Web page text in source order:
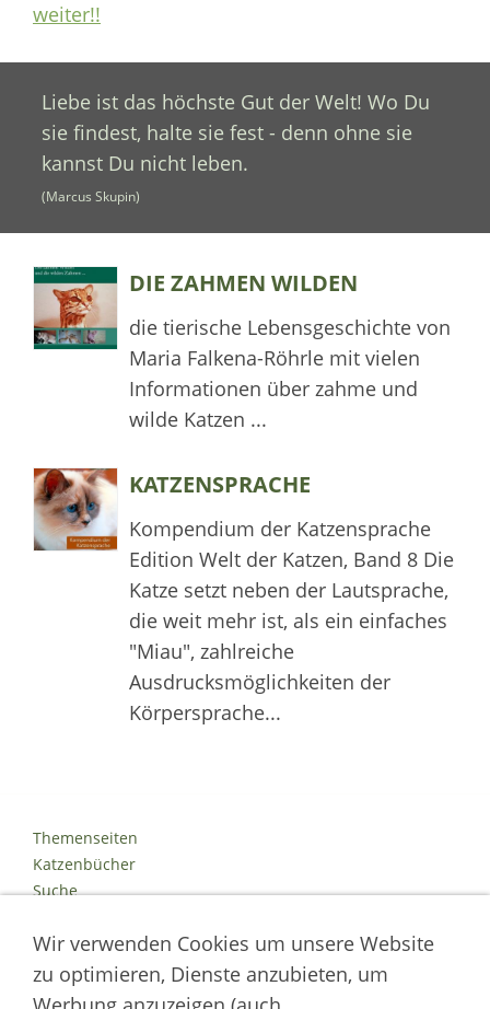
weiter!!
Liebe ist das höchste Gut der Welt! Wo Du
sie findest, halte sie fest - denn ohne sie
kannst Du nicht leben.
(Marcus Skupin)
DIE ZAHMEN WILDEN
die tierische Lebensgeschichte von
Maria Falkena-Röhrle mit vielen
Informationen über zahme und
wilde Katzen ...
KATZENSPRACHE
Kompendium der Katzensprache
Edition Welt der Katzen, Band 8 Die
Katze setzt neben der Lautsprache,
die weit mehr ist, als ein einfaches
"Miau", zahlreiche
Ausdrucksmöglichkeiten der
Körpersprache...
Themenseiten
Katzenbücher
Suche
Impressum
Datenschutz
Cookies
Wir verwenden Cookies um unsere Website
zu optimieren, Dienste anzubieten, um